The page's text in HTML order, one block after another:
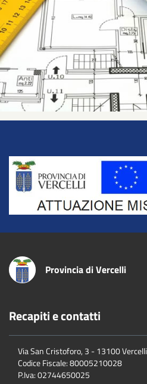
Title
Provincia di Vercelli
Recapiti e contatti
Via San Cristoforo, 3 - 13100 Vercelli
Codice Fiscale:80005210028
P.Iva:02744650025